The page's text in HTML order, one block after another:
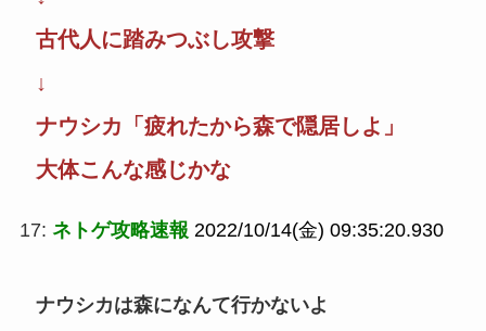
古代人に踏みつぶし攻撃
↓
ナウシカ「疲れたから森で隠居しよ」
大体こんな感じかな
17: ネトゲ攻略速報 2022/10/14(金) 09:35:20.930
ナウシカは森になんて行かないよ